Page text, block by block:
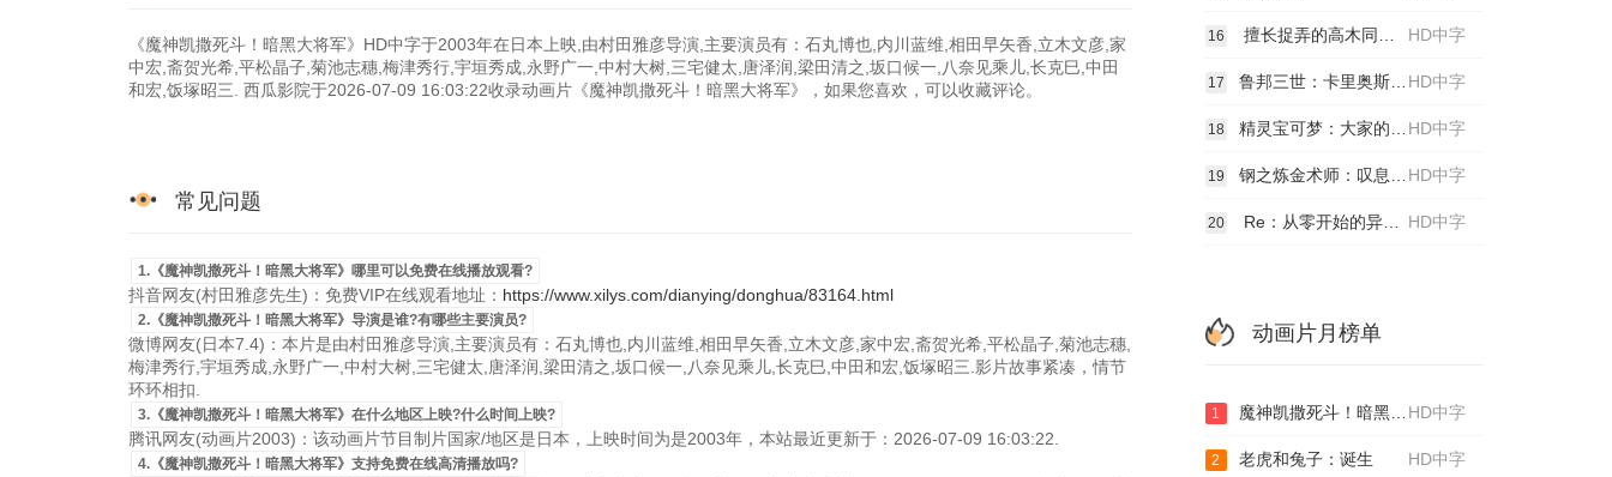
《魔神凯撒死斗！暗黑大将军》HD中字于2003年在日本上映,由村田雅彦导演,主要演员有：石丸博也,内川蓝维,相田早矢香,立木文彦,家
中宏,斋贺光希,平松晶子,菊池志穗,梅津秀行,宇垣秀成,永野广一,中村大树,三宅健太,唐泽润,梁田清之,坂口候一,八奈见乘儿,长克巳,中田
和宏,饭塚昭三. 西瓜影院于2026-07-09 16:03:22收录动画片《魔神凯撒死斗！暗黑大将军》，如果您喜欢，可以收藏评论。
常见问题
1.《魔神凯撒死斗！暗黑大将军》哪里可以免费在线播放观看?
抖音网友(村田雅彦先生)：免费VIP在线观看地址： https://www.xilys.com/dianying/donghua/83164.html
2.《魔神凯撒死斗！暗黑大将军》导演是谁?有哪些主要演员?
微博网友(日本7.4)：本片是由村田雅彦导演,主要演员有：石丸博也,内川蓝维,相田早矢香,立木文彦,家中宏,斋贺光希,平松晶子,菊池志穗,
梅津秀行,宇垣秀成,永野广一,中村大树,三宅健太,唐泽润,梁田清之,坂口候一,八奈见乘儿,长克巳,中田和宏,饭塚昭三.影片故事紧凑，情节
环环相扣.
3.《魔神凯撒死斗！暗黑大将军》在什么地区上映?什么时间上映?
腾讯网友(动画片2003)：该动画片节目制片国家/地区是日本，上映时间为是2003年，本站最近更新于：2026-07-09 16:03:22.
4.《魔神凯撒死斗！暗黑大将军》支持免费在线高清播放吗?
HD中字
16 擅长捉弄的高木同学 剧场版
HD中字
17 鲁邦三世：卡里奥斯特罗城
HD中字
18 精灵宝可梦：大家的故事
HD中字
19 钢之炼金术师：叹息之丘的圣星
HD中字
20 Re：从零开始的异世界生活 雪之回忆
动画片月榜单
HD中字
1 魔神凯撒死斗！暗黑大将军
HD中字
2 老虎和兔子：诞生